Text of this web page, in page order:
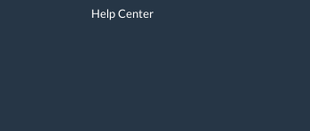
Help Center